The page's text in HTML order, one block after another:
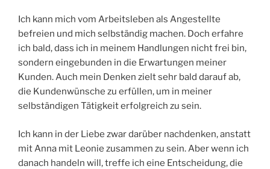
Ich kann mich vom Arbeitsleben als Angestellte
befreien und mich selbständig machen. Doch erfahre
ich bald, dass ich in meinem Handlungen nicht frei bin,
sondern eingebunden in die Erwartungen meiner
Kunden. Auch mein Denken zielt sehr bald darauf ab,
die Kundenwünsche zu erfüllen, um in meiner
selbständigen Tätigkeit erfolgreich zu sein.
Ich kann in der Liebe zwar darüber nachdenken, anstatt
mit Anna mit Leonie zusammen zu sein. Aber wenn ich
danach handeln will, treffe ich eine Entscheidung, die